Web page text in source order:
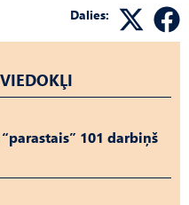
Dalies:
101 darbiņš